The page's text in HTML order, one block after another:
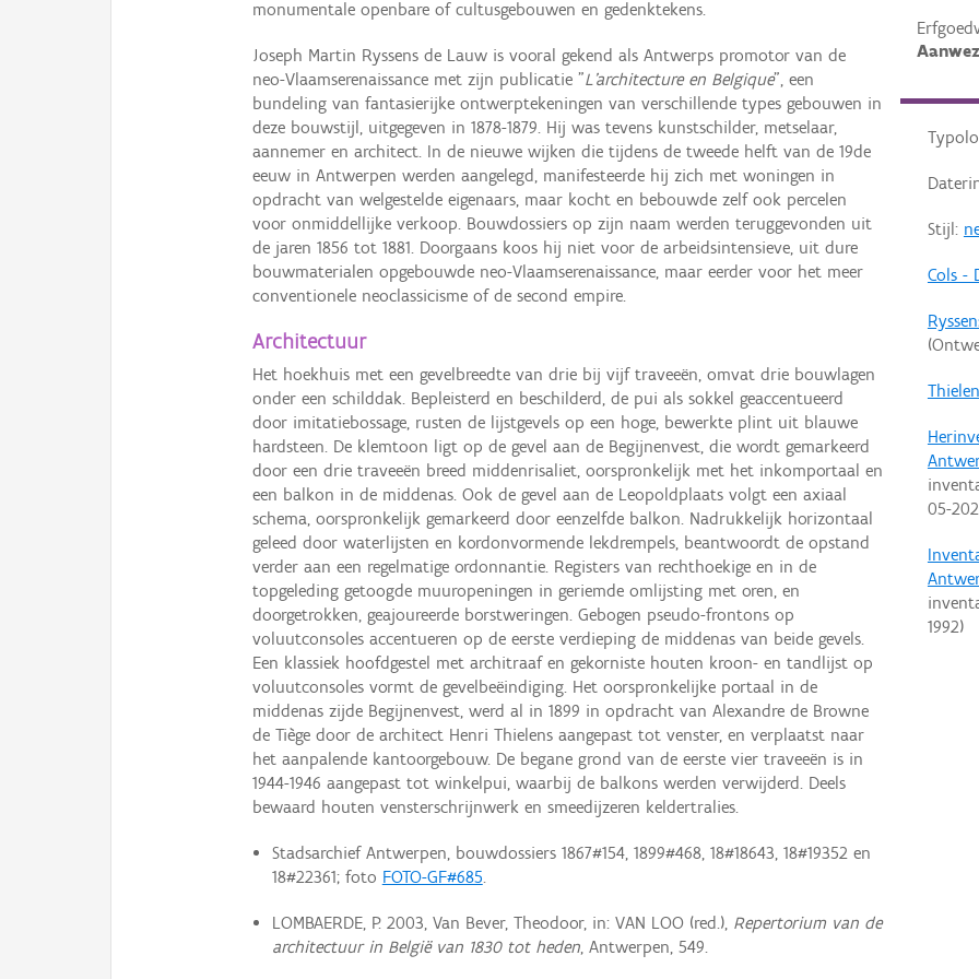
Stijl:
Cols -
05-
1992)
monumentale openbare of cultusgebouwen en gedenktekens.
Joseph Martin Ryssens de Lauw is vooral gekend als Antwerps promotor van de
neo-Vlaamserenaissance met zijn publicatie "L'architecture en Belgique", een
bundeling van fantasierijke ontwerptekeningen van verschillende types gebouwen in
deze bouwstijl, uitgegeven in 1878-1879. Hij was tevens kunstschilder, metselaar,
aannemer en architect. In de nieuwe wijken die tijdens de tweede helft van de 19de
eeuw in Antwerpen werden aangelegd, manifesteerde hij zich met woningen in
opdracht van welgestelde eigenaars, maar kocht en bebouwde zelf ook percelen
voor onmiddellijke verkoop. Bouwdossiers op zijn naam werden teruggevonden uit
de jaren 1856 tot 1881. Doorgaans koos hij niet voor de arbeidsintensieve, uit dure
bouwmaterialen opgebouwde neo-Vlaamserenaissance, maar eerder voor het meer
conventionele neoclassicisme of de second empire.
Architectuur
Het hoekhuis met een gevelbreedte van drie bij vijf traveeën, omvat drie bouwlagen
onder een schilddak. Bepleisterd en beschilderd, de pui als sokkel geaccentueerd
door imitatiebossage, rusten de lijstgevels op een hoge, bewerkte plint uit blauwe
hardsteen. De klemtoon ligt op de gevel aan de Begijnenvest, die wordt gemarkeerd
door een drie traveeën breed middenrisaliet, oorspronkelijk met het inkomportaal en
een balkon in de middenas. Ook de gevel aan de Leopoldplaats volgt een axiaal
schema, oorspronkelijk gemarkeerd door eenzelfde balkon. Nadrukkelijk horizontaal
geleed door waterlijsten en kordonvormende lekdrempels, beantwoordt de opstand
verder aan een regelmatige ordonnantie. Registers van rechthoekige en in de
topgeleding getoogde muuropeningen in geriemde omlijsting met oren, en
doorgetrokken, geajoureerde borstweringen. Gebogen pseudo-frontons op
voluutconsoles accentueren op de eerste verdieping de middenas van beide gevels.
Een klassiek hoofdgestel met architraaf en gekorniste houten kroon- en tandlijst op
voluutconsoles vormt de gevelbeëindiging. Het oorspronkelijke portaal in de
middenas zijde Begijnenvest, werd al in 1899 in opdracht van Alexandre de Browne
de Tiège door de architect Henri Thielens aangepast tot venster, en verplaatst naar
het aanpalende kantoorgebouw. De begane grond van de eerste vier traveeën is in
1944-1946 aangepast tot winkelpui, waarbij de balkons werden verwijderd. Deels
bewaard houten vensterschrijnwerk en smeedijzeren keldertralies.
Stadsarchief Antwerpen, bouwdossiers 1867#154, 1899#468, 18#18643, 18#19352 en
18#22361; foto FOTO-GF#685.
LOMBAERDE, P. 2003, Van Bever, Theodoor, in: VAN LOO (red.), Repertorium van de
architectuur in België van 1830 tot heden, Antwerpen, 549.